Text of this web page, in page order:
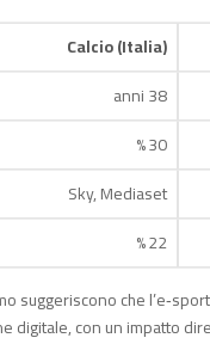
Calcio (Italia)
38 anni
30 %
Sky, Mediaset
22 %
suggeriscono che
digitale, con un impatto